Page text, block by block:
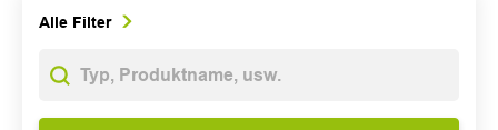
Alle Filter